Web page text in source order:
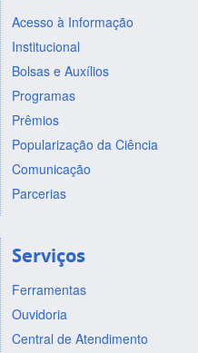
Acesso à Informação
Institucional
Bolsas e Auxílios
Programas
Prêmios
Popularização da Ciência
Comunicação
Parcerias
Serviços
Ferramentas
Ouvidoria
Central de Atendimento